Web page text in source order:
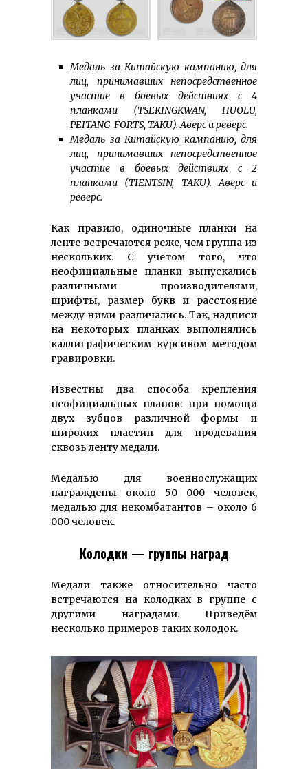
Медаль за Китайскую кампанию, для
лиц, принимавших непосредственное
участие в боевых действиях с 4
планками (TSEKINGKWAN,
HUOLU,
PEITANG-FORTS, TAKU). Аверс и реверс.
Медаль за Китайскую кампанию, для
лиц, принимавших непосредственное
участие в боевых действиях с 2
планками (TIENTSIN, TAKU). Аверс и
реверс.
Как правило, одиночные планки на
ленте встречаются реже, чем группа из
нескольких. С учетом того, что
неофициальные планки выпускались
различными производителями,
шрифты, размер букв и расстояние
между ними различались. Так, надписи
на некоторых планках выполнялись
каллиграфическим курсивом методом
гравировки.
Известны два способа крепления
неофициальных планок: при помощи
двух зубцов различной формы и
широких пластин для продевания
сквозь ленту медали.
Медалью для военнослужащих
награждены около 50 000 человек,
медалью для некомбатантов – около 6
000 человек.
Колодки — группы наград
Медали также относительно часто
встречаются на колодках в группе с
другими наградами. Приведём
несколько примеров таких колодок.